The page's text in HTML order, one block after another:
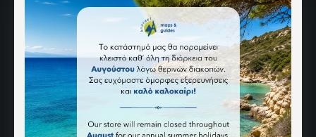
ΑΝΆΒΑΣΗ
Ποιοι Είμαστε
Επικοινωνία
Χάρτης Ιστοσελίδας
Εντοπισμός χαρτών